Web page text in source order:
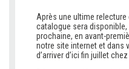
Après une ultime
catalogue sera
prochaine, en avant-
notre site internet et dans
d’arriver d’ici fin juillet